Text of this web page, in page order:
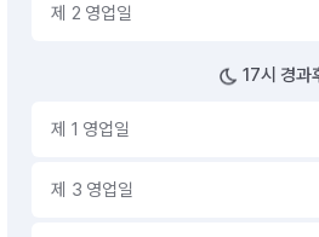
제 2 영업일
17시 경과
제 1 영업일
제 3 영업일